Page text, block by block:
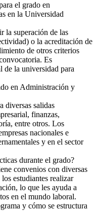
el grado en
en la Universidad
la superación de las
o la acreditación de
de otros criterios
Es
de la universidad para
en Administración y
diversas salidas
finanzas,
entre otros. Los
nacionales e
y en el sector
durante el grado?
convenios con diversas
estudiantes realizar
lo que les ayuda a
en el mundo laboral.
y cómo se estructura